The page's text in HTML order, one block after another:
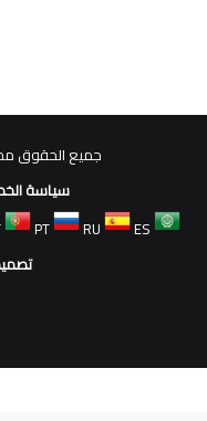
جميع الحقوق
سياسة
PT RU
ES